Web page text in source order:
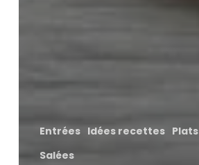
Entrées Idées recettes Plats
Salées